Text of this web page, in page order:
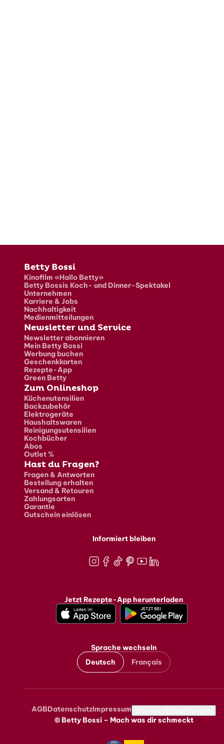
Fusszeile
Betty Bossi
Kinofilm «Hallo Betty»
Betty Bossis Koch- und Dinner-Spektakel
Unternehmen
Karriere & Jobs
Nachhaltigkeit
Medienmitteilungen
Newsletter und Service
Newsletter abonnieren
Mein Betty Bossi
Werbung buchen
Geschenkkarten
Rezepte-App
Green Betty
Zum Onlineshop
Küchenutensilien
Backzubehör
Elektrogeräte
Haushaltswaren
Reinigungsutensilien
Kochbücher
Abos
Outlet %
Hast du Fragen?
Fragen & Antworten
Bestellung erhalten
Versand & Retouren
Zahlungsarten
Garantie
Gutschein einlösen
Informiert bleiben
Jetzt Rezepte-App herunterladen
Sprache wechseln
Deutsch
Français
Metanavigation
AGBDatenschutzImpressum
© Betty Bossi – Mach was dir schmeckt